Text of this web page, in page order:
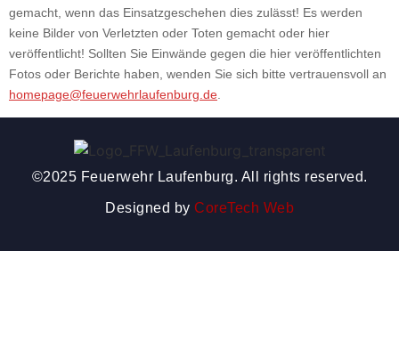
gemacht, wenn das Einsatzgeschehen dies zulässt! Es werden
keine Bilder von Verletzten oder Toten gemacht oder hier
veröffentlicht! Sollten Sie Einwände gegen die hier veröffentlichten
Fotos oder Berichte haben, wenden Sie sich bitte vertrauensvoll an
homepage@feuerwehrlaufenburg.de
©2025 Feuerwehr Laufenburg. All rights reserved.
Designed by CoreTech Web